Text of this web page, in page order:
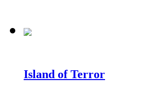
Island of Terror